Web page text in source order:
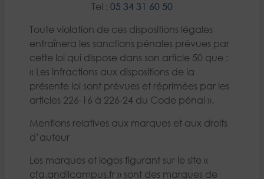
Tel : 05 34 31 60 50
Toute violation de ces dispositions légales
entraînera les sanctions pénales prévues par
cette loi qui dispose dans son article 50 que :
« Les infractions aux dispositions de la
présente loi sont prévues et réprimées par les
articles 226-16 à 226-24 du Code pénal ».
Mentions relatives aux marques et aux droits
d’auteur
Les marques et logos figurant sur le site «
cfa.andilcampus.fr » sont des marques de